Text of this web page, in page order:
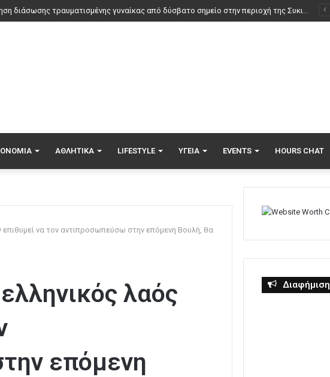
BMW δεν κατάφερε να προστατεύσει τον Ζαμπούνη από τις σφαίρες
ΑΘΛΗΤΙΚΆ LIFESTYLE ΥΓΕΊΑ EVENTS HOURS CHAT
επιθυμεί να τον αντιπροσωπεύσω στην επόμενη Βουλή, θα
λαός
επόμενη
Διαφήμιση